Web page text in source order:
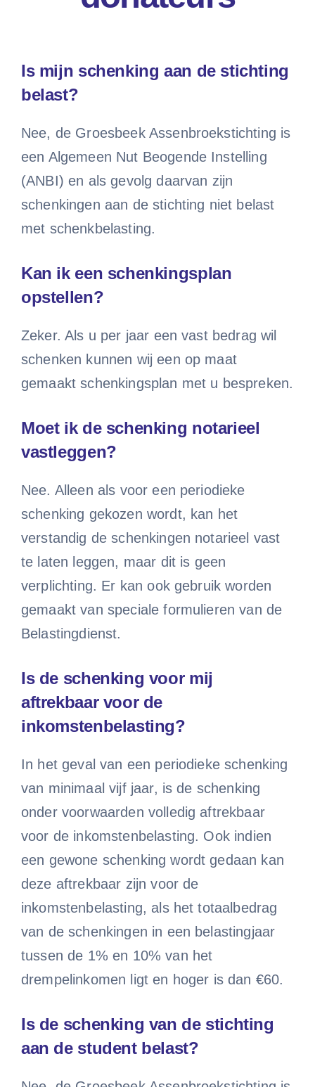
Is mijn schenking aan de stichting
belast?
Nee, de Groesbeek Assenbroekstichting is
een Algemeen Nut Beogende Instelling
(ANBI) en als gevolg daarvan zijn
schenkingen aan de stichting niet belast
met schenkbelasting.
Kan ik een schenkingsplan
opstellen?
Zeker. Als u per jaar een vast bedrag wil
schenken kunnen wij een op maat
gemaakt schenkingsplan met u bespreken.
Moet ik de schenking notarieel
vastleggen?
Nee. Alleen als voor een periodieke
schenking gekozen wordt, kan het
verstandig de schenkingen notarieel vast
te laten leggen, maar dit is geen
verplichting. Er kan ook gebruik worden
gemaakt van speciale formulieren van de
Belastingdienst.
Is de schenking voor mij
aftrekbaar voor de
inkomstenbelasting?
In het geval van een periodieke schenking
van minimaal vijf jaar, is de schenking
onder voorwaarden volledig aftrekbaar
voor de inkomstenbelasting. Ook indien
een gewone schenking wordt gedaan kan
deze aftrekbaar zijn voor de
inkomstenbelasting, als het totaalbedrag
van de schenkingen in een belastingjaar
tussen de 1% en 10% van het
drempelinkomen ligt en hoger is dan €60.
Is de schenking van de stichting
aan de student belast?